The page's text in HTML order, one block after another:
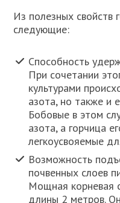
Из полезных свойств
следующие:
Способность
При сочетании
культурами
азота, но также и
Бобовые в этом
азота, а горчица
легкоусвояемые
Возможность
почвенных слоев
Мощная корневая
длины 2 метров.